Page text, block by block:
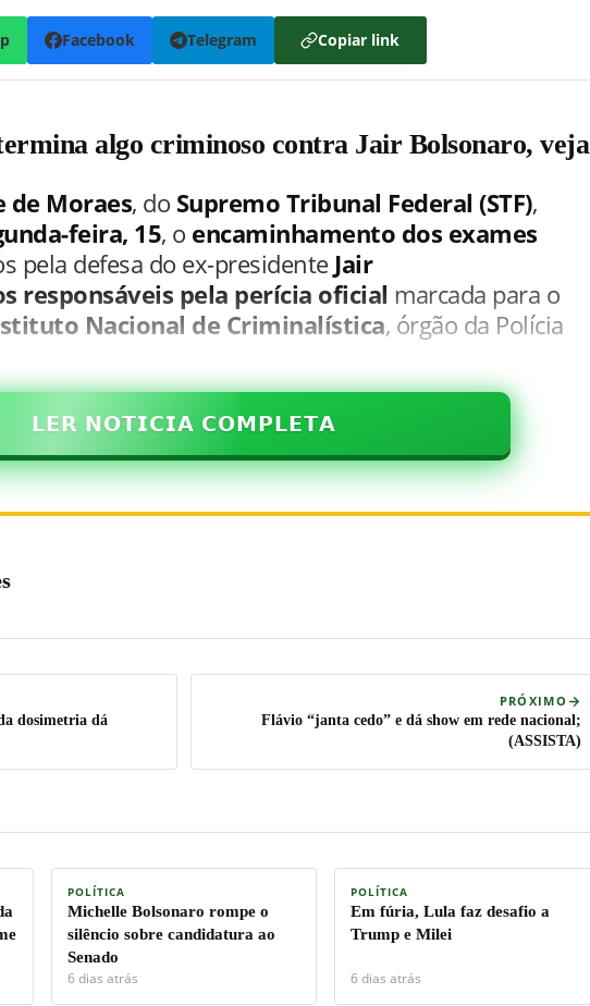
Facebook Telegram Copiar link
algo criminoso contra Jair Bolsonaro, veja
de Moraes, do Supremo Tribunal Federal (STF),
feira, 15, o encaminhamento dos exames
pela defesa do ex-presidente Jair
responsáveis pela perícia oficial marcada para o
Nacional de Criminalística, órgão da Polícia
𝗟𝗘𝗥 𝗡𝗢𝗧𝗜𝗖𝗜𝗔 𝗖𝗢𝗠𝗣𝗟𝗘𝗧𝗔
dosimetria dá
PRÓXIMO
Flávio “janta cedo” e dá show em rede nacional;
(ASSISTA)
POLÍTICA
Michelle Bolsonaro rompe o
silêncio sobre candidatura ao
Senado
6 dias atrás
POLÍTICA
Em fúria, Lula faz desafio a
Trump e Milei
6 dias atrás